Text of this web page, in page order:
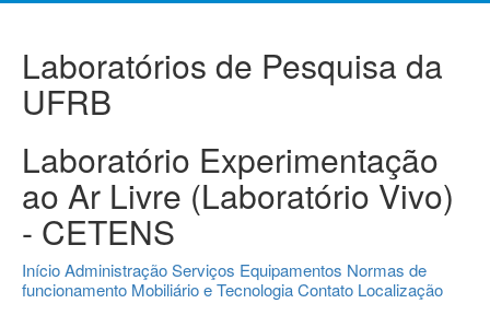
Laboratórios de Pesquisa da
UFRB
Laboratório Experimentação
ao Ar Livre (Laboratório Vivo)
- CETENS
InícioAdministraçãoServiços Equipamentos Normas de
funcionamento Mobiliário e TecnologiaContato Localização